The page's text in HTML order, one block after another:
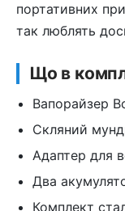
портативних
так люблять
Що в
Вапорайзер
Скляний
Адаптер для
Два
Комплект